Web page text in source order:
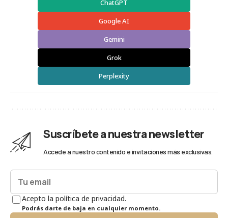
ChatGPT
Google AI
Gemini
Grok
Perplexity
Suscríbete a nuestra newsletter
Accede a nuestro contenido e invitaciones más exclusivas.
Acepto la política de privacidad.
Podrás darte de baja en cualquier momento.